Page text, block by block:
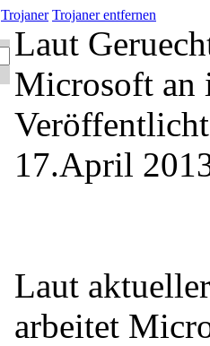
Trojaner Trojaner entfernen
Laut
Microsoft an
17.April
Laut
arbeitet